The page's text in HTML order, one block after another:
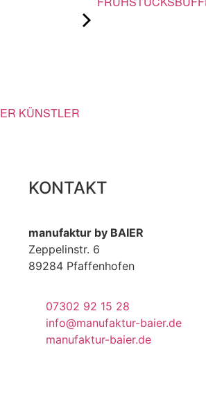
KÜNSTLER
KONTAKT
manufaktur by BAIER
Zeppelinstr. 6
89284 Pfaffenhofen
07302 92 15 28
info@manufaktur-baier.de
manufaktur-baier.de